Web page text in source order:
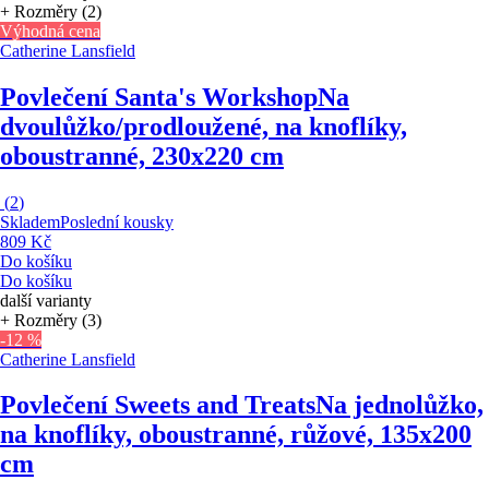
+ Rozměry (2)
Výhodná cena
Catherine Lansfield
Povlečení Santa's WorkshopNa
dvoulůžko/prodloužené, na knoflíky,
oboustranné, 230x220 cm
(2)
SklademPoslední kousky
809 Kč
Do košíku
Do košíku
další varianty
+ Rozměry (3)
-12 %
Catherine Lansfield
Povlečení Sweets and TreatsNa jednolůžko,
na knoflíky, oboustranné, růžové, 135x200
cm